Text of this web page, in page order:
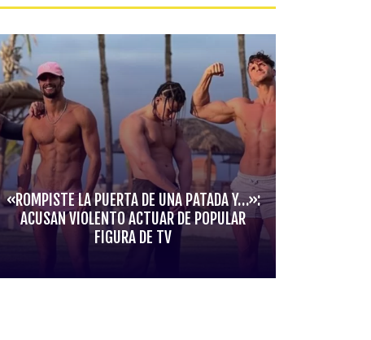
«ROMPISTE LA PUERTA DE UNA PATADA Y…»:
ACUSAN VIOLENTO ACTUAR DE POPULAR
FIGURA DE TV